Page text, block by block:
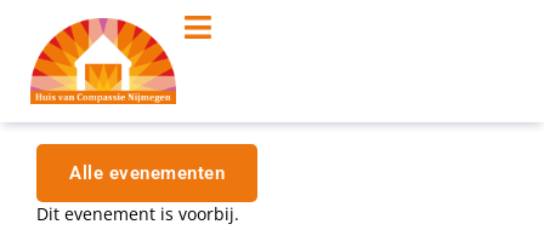
Alle evenementen
Dit evenement is voorbij.